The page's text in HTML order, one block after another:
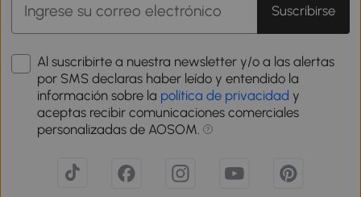
Suscribirse
Al suscribirte a nuestra newsletter y/o a las alertas
por SMS declaras haber leído y entendido la
información sobre la política de privacidad y
aceptas recibir comunicaciones comerciales
personalizadas de AOSOM.